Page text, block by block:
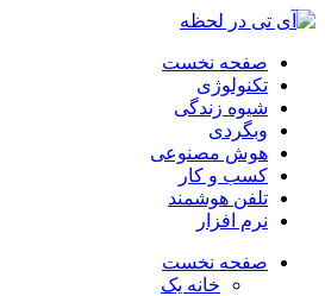
صفحه نخست
تکنولوژی
شیوه زندگی
وبگردی
هوش مصنوعی
کسب و کار
تلفن هوشمند
نرم افزار
صفحه نخست
خانه یک